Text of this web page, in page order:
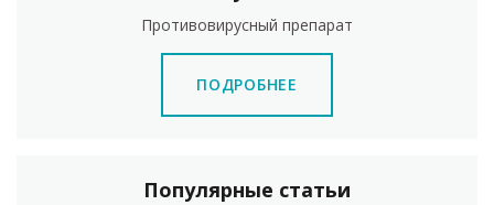
Противовирусный препарат
ПОДРОБНЕЕ
Популярные статьи